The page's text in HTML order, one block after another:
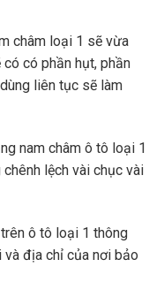
châm loại 1 sẽ vừa
có phần hụt, phần
liên tục sẽ làm
nam châm ô tô loại 1
lệch vài chục vài
ô tô loại 1 thông
địa chỉ của nơi bảo